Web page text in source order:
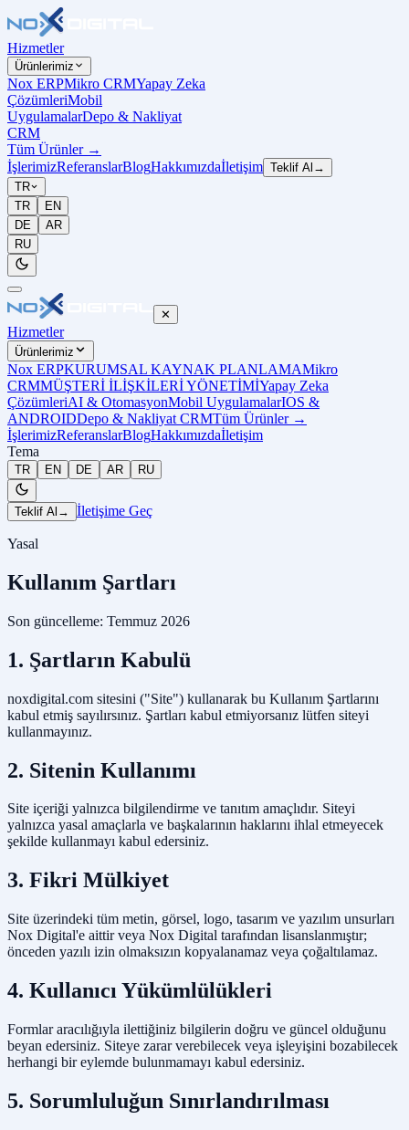
Hizmetler
Ürünlerimiz
Nox ERPMikro CRMYapay Zeka
ÇözümleriMobil
UygulamalarDepo & Nakliyat
CRM
Tüm Ürünler →
İşlerimizReferanslarBlogHakkımızdaİletişim Teklif Al →
TR
TR
EN
DE
AR
RU
✕
Hizmetler
Ürünlerimiz
Nox ERPKURUMSAL KAYNAK PLANLAMAMikro
CRMMÜŞTERİ İLİŞKİLERİ YÖNETİMİYapay Zeka
ÇözümleriAI & OtomasyonMobil UygulamalarIOS &
ANDROIDDepo & Nakliyat CRMTüm Ürünler→
İşlerimizReferanslarBlogHakkımızdaİletişim
Tema
TR EN DE AR RU
Teklif Al → İletişime Geç
Yasal
Kullanım Şartları
Son güncelleme: Temmuz 2026
1. Şartların Kabulü
noxdigital.com sitesini ("Site") kullanarak bu Kullanım Şartlarını
kabul etmiş sayılırsınız. Şartları kabul etmiyorsanız lütfen siteyi
kullanmayınız.
2. Sitenin Kullanımı
Site içeriği yalnızca bilgilendirme ve tanıtım amaçlıdır. Siteyi
yalnızca yasal amaçlarla ve başkalarının haklarını ihlal etmeyecek
şekilde kullanmayı kabul edersiniz.
3. Fikri Mülkiyet
Site üzerindeki tüm metin, görsel, logo, tasarım ve yazılım unsurları
Nox Digital'e aittir veya Nox Digital tarafından lisanslanmıştır;
önceden yazılı izin olmaksızın kopyalanamaz veya çoğaltılamaz.
4. Kullanıcı Yükümlülükleri
Formlar aracılığıyla ilettiğiniz bilgilerin doğru ve güncel olduğunu
beyan edersiniz. Siteye zarar verebilecek veya işleyişini bozabilecek
herhangi bir eylemde bulunmamayı kabul edersiniz.
5. Sorumluluğun Sınırlandırılması